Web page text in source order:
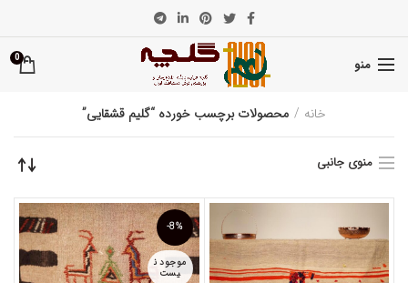
منو 0
خانه محصولات برچسب خورده “گلیم قشقایی”
منوی جانبی
-8%
موجود ن
یست